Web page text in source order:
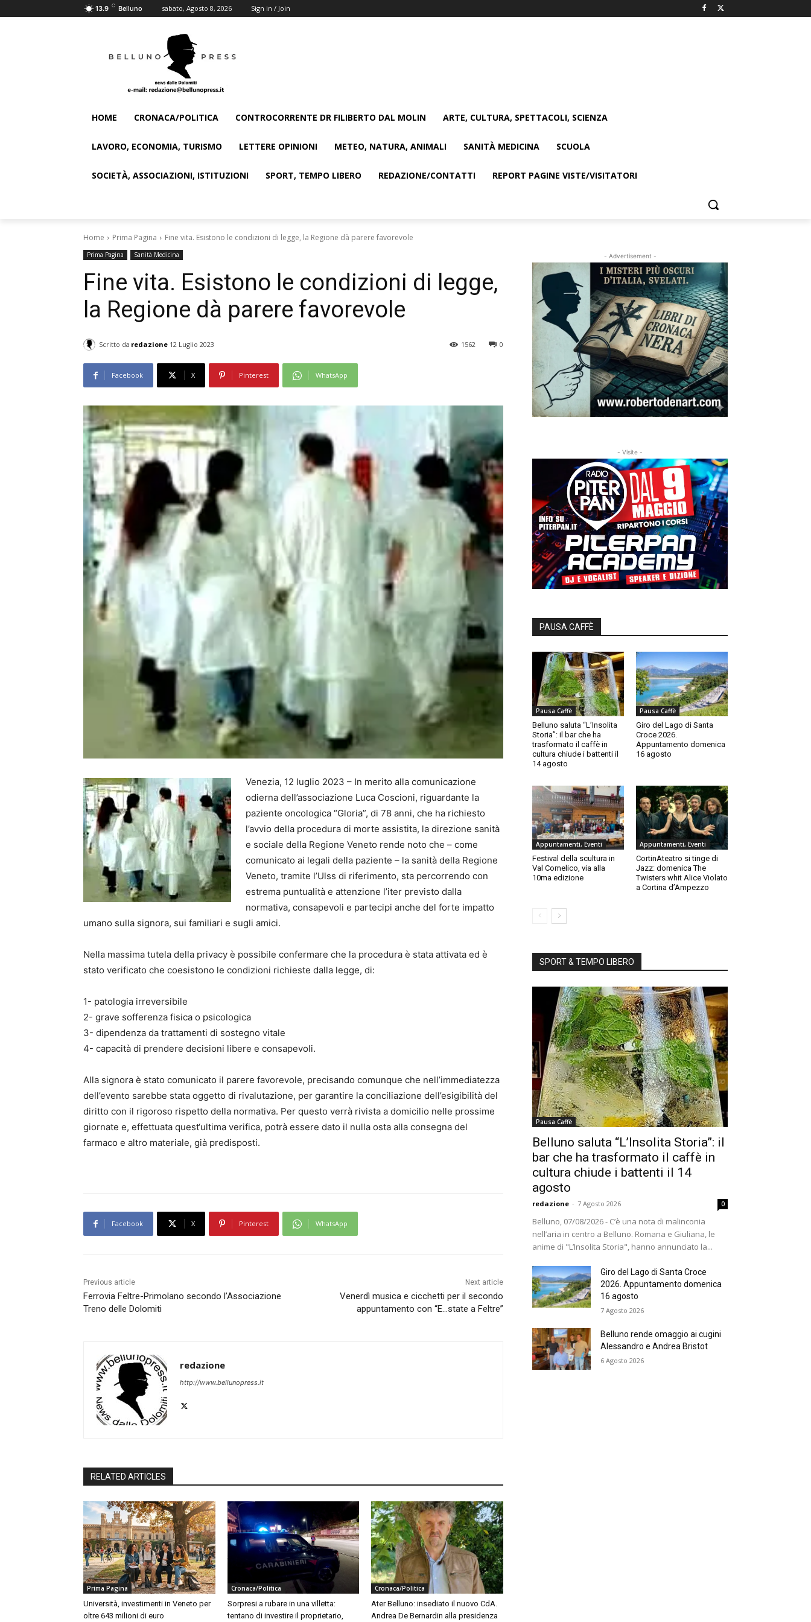
13.9 C Belluno sabato, Agosto 8, 2026 Sign in / Join
HOME CRONACA/POLITICA CONTROCORRENTE DR FILIBERTO DAL MOLIN ARTE, CULTURA, SPETTACOLI, SCIENZA
LAVORO, ECONOMIA, TURISMO LETTERE OPINIONI METEO, NATURA, ANIMALI SANITÀ MEDICINA SCUOLA
SOCIETÀ, ASSOCIAZIONI, ISTITUZIONI SPORT, TEMPO LIBERO REDAZIONE/CONTATTI REPORT PAGINE VISTE/VISITATORI
Home Prima Pagina Fine vita. Esistono le condizioni di legge, la Regione dà parere favorevole
Prima Pagina Sanità Medicina
Fine vita. Esistono le condizioni di legge,
la Regione dà parere favorevole
Scritto da redazione 12 Luglio 2023 0
1562
Facebook X Pinterest WhatsApp
Venezia, 12 luglio 2023 – In merito alla comunicazione
odierna dell’associazione Luca Coscioni, riguardante la
paziente oncologica “Gloria”, di 78 anni, che ha richiesto
l’avvio della procedura di morte assistita, la direzione sanità
e sociale della Regione Veneto rende noto che – come
comunicato ai legali della paziente – la sanità della Regione
Veneto, tramite l’Ulss di riferimento, sta percorrendo con
estrema puntualità e attenzione l’iter previsto dalla
normativa, consapevoli e partecipi anche del forte impatto
umano sulla signora, sui familiari e sugli amici.
Nella massima tutela della privacy è possibile confermare che la procedura è stata attivata ed è
stato verificato che coesistono le condizioni richieste dalla legge, di:
1- patologia irreversibile
2- grave sofferenza fisica o psicologica
3- dipendenza da trattamenti di sostegno vitale
4- capacità di prendere decisioni libere e consapevoli.
Alla signora è stato comunicato il parere favorevole, precisando comunque che nell’immediatezza
dell’evento sarebbe stata oggetto di rivalutazione, per garantire la conciliazione dell’esigibilità del
diritto con il rigoroso rispetto della normativa. Per questo verrà rivista a domicilio nelle prossime
giornate e, effettuata quest‘ultima verifica, potrà essere dato il nulla osta alla consegna del
farmaco e altro materiale, già predisposti.
Facebook X Pinterest WhatsApp
Previous article
Ferrovia Feltre-Primolano secondo l’Associazione
Treno delle Dolomiti
Next article
Venerdì musica e cicchetti per il secondo
appuntamento con “E…state a Feltre”
redazione
http://www.bellunopress.it
RELATED ARTICLES
Prima Pagina
Università, investimenti in Veneto per
oltre 643 milioni di euro
Cronaca/Politica
Sorpresi a rubare in una villetta:
tentano di investire il proprietario,
Cronaca/Politica
Ater Belluno: insediato il nuovo CdA.
Andrea De Bernardin alla presidenza
- Advertisement -
- Visite -
PAUSA CAFFÈ
Pausa Caffè
Belluno saluta “L’Insolita
Storia”: il bar che ha
trasformato il caffè in
cultura chiude i battenti il
14 agosto
Pausa Caffè
Giro del Lago di Santa
Croce 2026.
Appuntamento domenica
16 agosto
Appuntamenti, Eventi
Festival della scultura in
Val Comelico, via alla
10ma edizione
Appuntamenti, Eventi
CortinAteatro si tinge di
Jazz: domenica The
Twisters whit Alice Violato
a Cortina d’Ampezzo
SPORT & TEMPO LIBERO
Pausa Caffè
Belluno saluta “L’Insolita Storia”: il
bar che ha trasformato il caffè in
cultura chiude i battenti il 14
agosto
redazione - 7 Agosto 2026 0
Belluno, 07/08/2026 - C’è una nota di malinconia
nell’aria in centro a Belluno. Romana e Giuliana, le
anime di "L’Insolita Storia", hanno annunciato la...
Giro del Lago di Santa Croce
2026. Appuntamento domenica
16 agosto
7 Agosto 2026
Belluno rende omaggio ai cugini
Alessandro e Andrea Bristot
6 Agosto 2026